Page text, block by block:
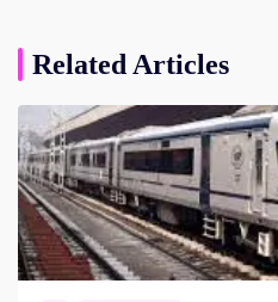
Related Articles